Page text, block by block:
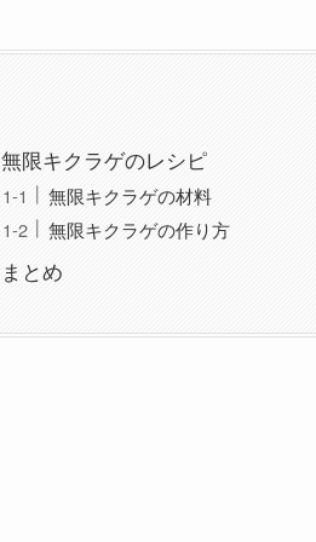
無限キクラゲのレシピ
無限キクラゲの材料
無限キクラゲの作り方
まとめ